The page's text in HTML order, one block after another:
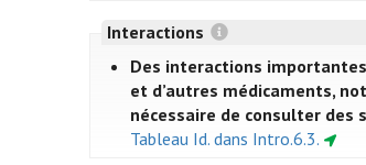
Interactions
Des interactions
et d’autres médicaments,
nécessaire de consulter des
Tableau Id. dans Intro.6.3.